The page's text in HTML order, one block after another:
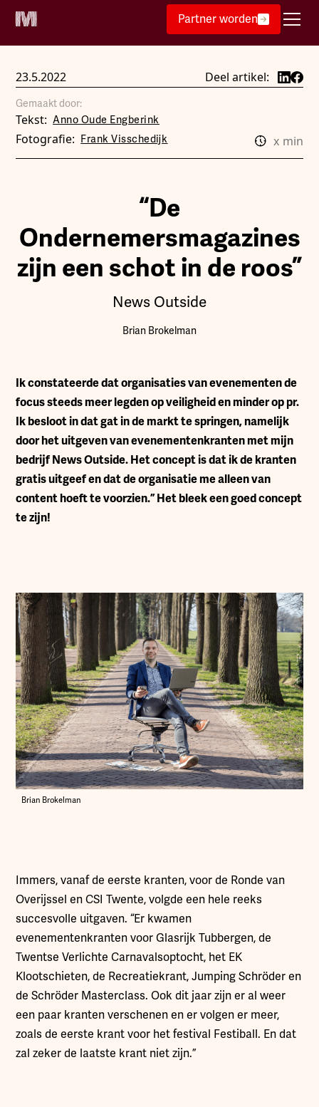
Partner worden
23.5.2022 Deel artikel:
Gemaakt door:
Tekst: Anno Oude Engberink
Fotografie: Frank Visschedijk x min
“De
Ondernemersmagazines
zijn een schot in de roos”
News Outside
Brian Brokelman
Ik constateerde dat organisaties van evenementen de
focus steeds meer legden op veiligheid en minder op pr.
Ik besloot in dat gat in de markt te springen, namelijk
door het uitgeven van evenementenkranten met mijn
bedrijf News Outside. Het concept is dat ik de kranten
gratis uitgeef en dat de organisatie me alleen van
content hoeft te voorzien.” Het bleek een goed concept
te zijn!
Brian Brokelman
Immers, vanaf de eerste kranten, voor de Ronde van
Overijssel en CSI Twente, volgde een hele reeks
succesvolle uitgaven. “Er kwamen
evenementenkranten voor Glasrijk Tubbergen, de
Twentse Verlichte Carnavalsoptocht, het EK
Klootschieten, de Recreatiekrant, Jumping Schröder en
de Schröder Masterclass. Ook dit jaar zijn er al weer
een paar kranten verschenen en er volgen er meer,
zoals de eerste krant voor het festival Festiball. En dat
zal zeker de laatste krant niet zijn.”